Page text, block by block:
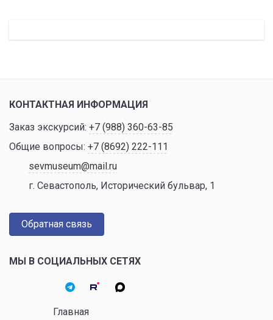
КОНТАКТНАЯ ИНФОРМАЦИЯ
Заказ экскурсий: +7 (988) 360-63-85
Общие вопросы: +7 (8692) 222-111
sevmuseum@mail.ru
г. Севастополь, Исторический бульвар, 1
Обратная связь
МЫ В СОЦИАЛЬНЫХ СЕТЯХ
Главная